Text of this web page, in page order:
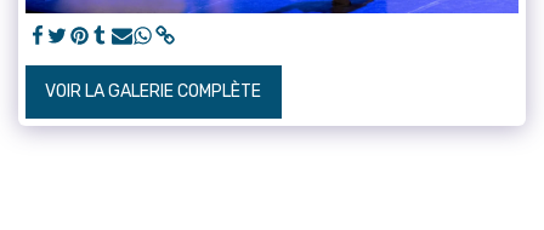
VOIR LA GALERIE COMPLÈTE